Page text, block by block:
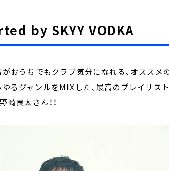
by SKYY VODKA
がおうちでもクラブ気分になれる、オススメ
るジャンルをMIXした、最高のプレイリス
良太さん！！